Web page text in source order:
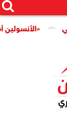
«الأنسولين أمن